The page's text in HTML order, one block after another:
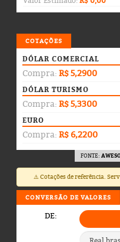
COTAÇÕES
DÓLAR COMERCIAL
Compra: R$ 5,2900
DÓLAR TURISMO
Compra: R$ 5,3300
EURO
Compra: R$ 6,2200
FONTE:
⚠️ Cotações de referência.
CONVERSÃO DE VALORES